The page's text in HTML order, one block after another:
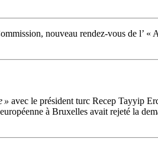
nouveau rendez-vous de l’ «
» avec le président turc Recep Tayyip
à Bruxelles avait rejeté la